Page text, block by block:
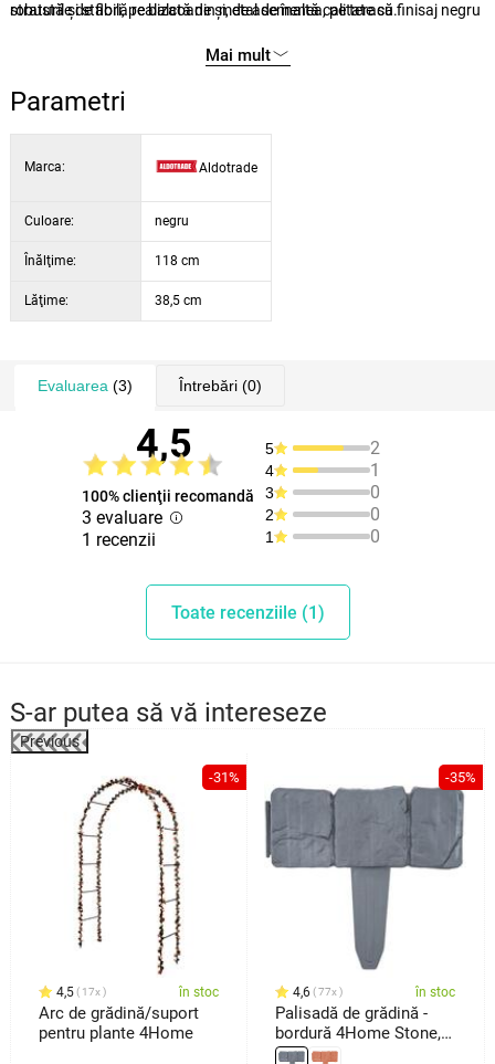
straturile de flori, pe balcoane și, de asemenea, pe terasă.
robustă și stabilă realizată din metal de înaltă calitate cu finisaj negru
Mai mult
Parametri
Marca: Aldotrade
Culoare: negru
Înălţime: 118 cm
Lăţime: 38,5 cm
Evaluarea (3) Întrebări(0)
4,5
100% clienţii recomandă
3 evaluare
1 recenzii
5 2
4 1
3 0
2 0
1 0
Toate recenziile (1)
S-ar putea să vă intereseze
Previous
-31%
4,5 17x în stoc
Arc de grădină/suport
pentru plante 4Home
-35%
4,6 77x în stoc
Palisadă de grădină -
bordură 4Home Stone,
2,5 m